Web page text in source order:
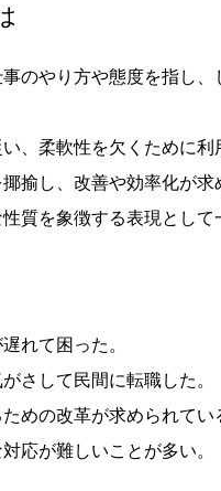
のやり方や態度を指し
、柔軟性を欠くために利
揄し、改善や効率化が求
質を象徴する表現として
れて困った。
さして民間に転職した。
めの改革が求められてい
応が難しいことが多い。